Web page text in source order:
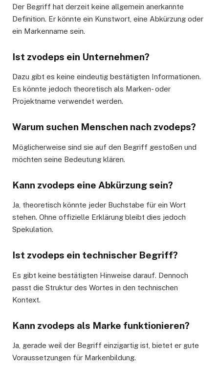
Der Begriff hat derzeit keine allgemein anerkannte
Definition. Er könnte ein Kunstwort, eine Abkürzung oder
ein Markenname sein.
Ist zvodeps ein Unternehmen?
Dazu gibt es keine eindeutig bestätigten Informationen.
Es könnte jedoch theoretisch als Marken- oder
Projektname verwendet werden.
Warum suchen Menschen nach zvodeps?
Möglicherweise sind sie auf den Begriff gestoßen und
möchten seine Bedeutung klären.
Kann zvodeps eine Abkürzung sein?
Ja, theoretisch könnte jeder Buchstabe für ein Wort
stehen. Ohne offizielle Erklärung bleibt dies jedoch
Spekulation.
Ist zvodeps ein technischer Begriff?
Es gibt keine bestätigten Hinweise darauf. Dennoch
passt die Struktur des Wortes in den technischen
Kontext.
Kann zvodeps als Marke funktionieren?
Ja, gerade weil der Begriff einzigartig ist, bietet er gute
Voraussetzungen für Markenbildung.